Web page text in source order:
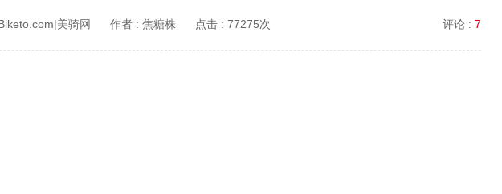
美骑网 作者 : 焦糖株 点击 : 77275次 评论 : 7